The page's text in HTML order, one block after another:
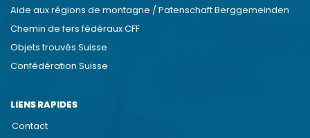
Aide aux régions de montagne / Patenschaft Berggemeinden
Chemin de fers fédéraux CFF
Objets trouvés Suisse
Confédération Suisse
LIENS RAPIDES
Contact